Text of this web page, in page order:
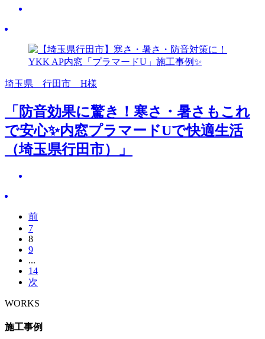
埼玉県 行田市 H様
「防音効果に驚き！寒さ・暑さもこれ
で安心✨内窓プラマードUで快適生活
（埼玉県行田市）」
前
7
8
9
...
14
次
WORKS
施工事例